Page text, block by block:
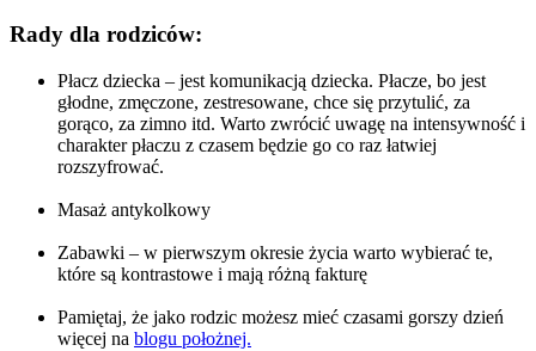
Rady dla rodziców:
Płacz dziecka – jest komunikacją dziecka. Płacze, bo jest
głodne, zmęczone, zestresowane, chce się przytulić, za
gorąco, za zimno itd. Warto zwrócić uwagę na intensywność i
charakter płaczu z czasem będzie go co raz łatwiej
rozszyfrować.
Masaż antykolkowy
Zabawki – w pierwszym okresie życia warto wybierać te,
które są kontrastowe i mają różną fakturę
Pamiętaj, że jako rodzic możesz mieć czasami gorszy dzień
więcej na blogu położnej.